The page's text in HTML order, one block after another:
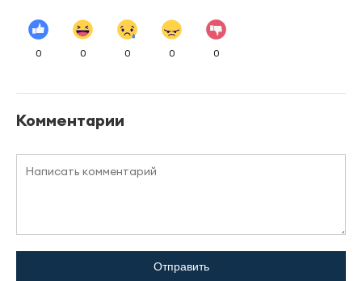
0 0 0 0 0
Комментарии
Отправить